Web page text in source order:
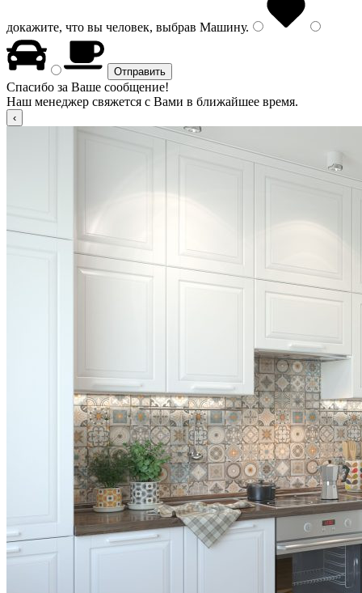
докажите, что вы человек, выбрав Машину.
Спасибо за Ваше сообщение!
Наш менеджер свяжется с Вами в ближайшее время.